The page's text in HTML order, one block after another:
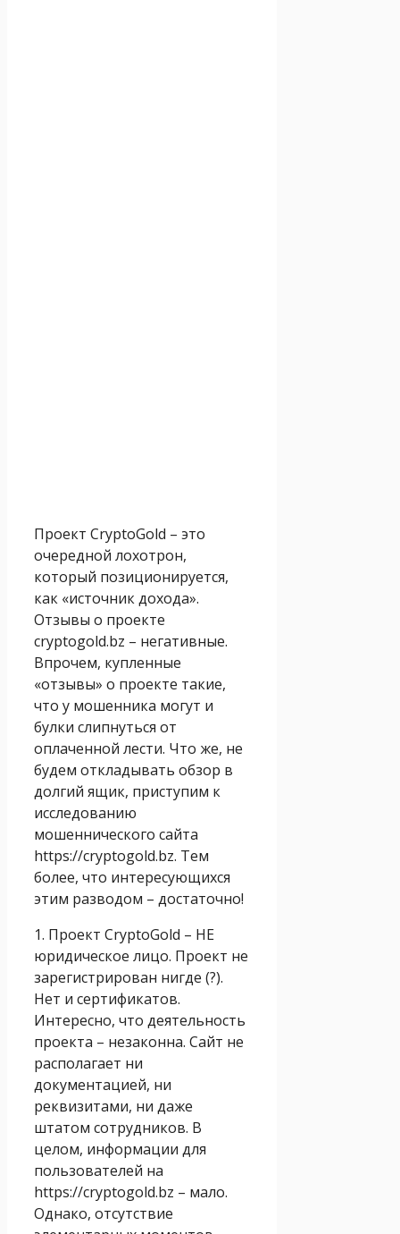
Проект CryptoGold – это
очередной лохотрон,
который позиционируется,
как «источник дохода».
Отзывы о проекте
cryptogold.bz – негативные.
Впрочем, купленные
«отзывы» о проекте такие,
что у мошенника могут и
булки слипнуться от
оплаченной лести. Что же, не
будем откладывать обзор в
долгий ящик, приступим к
исследованию
мошеннического сайта
https://cryptogold.bz. Тем
более, что интересующихся
этим разводом – достаточно!
1. Проект CryptoGold – НЕ
юридическое лицо. Проект не
зарегистрирован нигде (?).
Нет и сертификатов.
Интересно, что деятельность
проекта – незаконна. Сайт не
располагает ни
документацией, ни
реквизитами, ни даже
штатом сотрудников. В
целом, информации для
пользователей на
https://cryptogold.bz – мало.
Однако, отсутствие